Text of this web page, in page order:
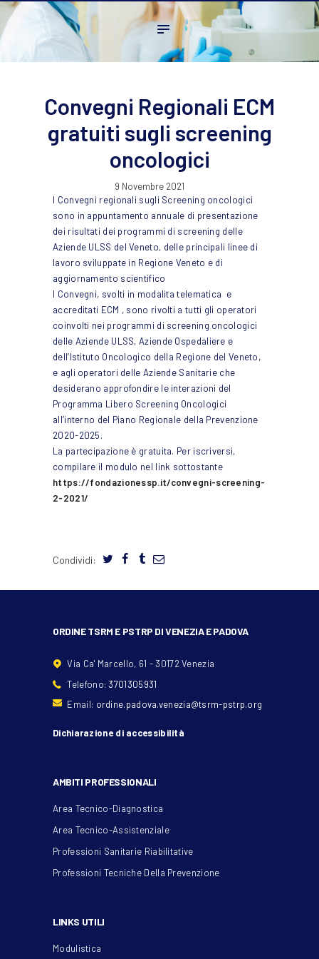
Home
L’ordine
Ambito Professionale
NewsConvegni Regionali ECM
gratuiti sugli screening
oncologici
9 Novembre 2021
I Convegni regionali sugli Screening oncologici
sono in appuntamento annuale di presentazione
dei risultati dei programmi di screening delle
Aziende ULSS del Veneto, delle principali linee di
lavoro sviluppate in Regione Veneto e di
aggiornamento scientifico
I Convegni, svolti in modalita telematica e
accreditati ECM , sono rivolti a tutti gli operatori
coinvolti nei programmi di screening oncologici
delle Aziende ULSS, Aziende Ospedaliere e
dell’Istituto Oncologico della Regione del Veneto,
e agli operatori delle Aziende Sanitarie che
desiderano approfondire le interazioni del
Programma Libero Screening Oncologici
all’interno del Piano Regionale della Prevenzione
2020-2025.
La partecipazione è gratuita. Per iscriversi,
compilare il modulo nel link sottostante
https://fondazionessp.it/convegni-screening-
2-2021/
Condividi:
ORDINE TSRM E PSTRP DI VENEZIA E PADOVA
Via Ca' Marcello, 61 - 30172 Venezia
Telefono:3701305931
Email: ordine.padova.venezia@tsrm-pstrp.org
Dichiarazione di accessibilità
AMBITI PROFESSIONALI
Area Tecnico-Diagnostica
Area Tecnico-Assistenziale
Professioni Sanitarie Riabilitative
Professioni Tecniche Della Prevenzione
LINKS UTILI
Modulistica